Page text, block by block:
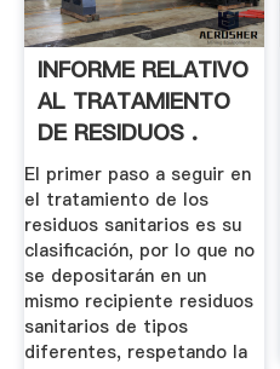
INFORME RELATIVO
AL TRATAMIENTO
DE RESIDUOS .
El primer paso a seguir en
el tratamiento de los
residuos sanitarios es su
clasificación, por lo que no
se depositarán en un
mismo recipiente residuos
sanitarios de tipos
diferentes, respetando la